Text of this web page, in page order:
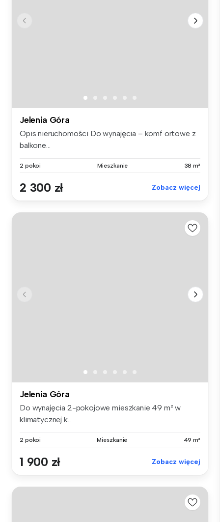
Jelenia Góra
Opis nieruchomości Do wynajęcia – komf ortowe z
balkone...
2 pokoi Mieszkanie 38 m²
2 300 zł Zobacz więcej
Jelenia Góra
Do wynajęcia 2-pokojowe mieszkanie 49 m² w
klimatycznej k...
2 pokoi Mieszkanie 49 m²
1 900 zł Zobacz więcej